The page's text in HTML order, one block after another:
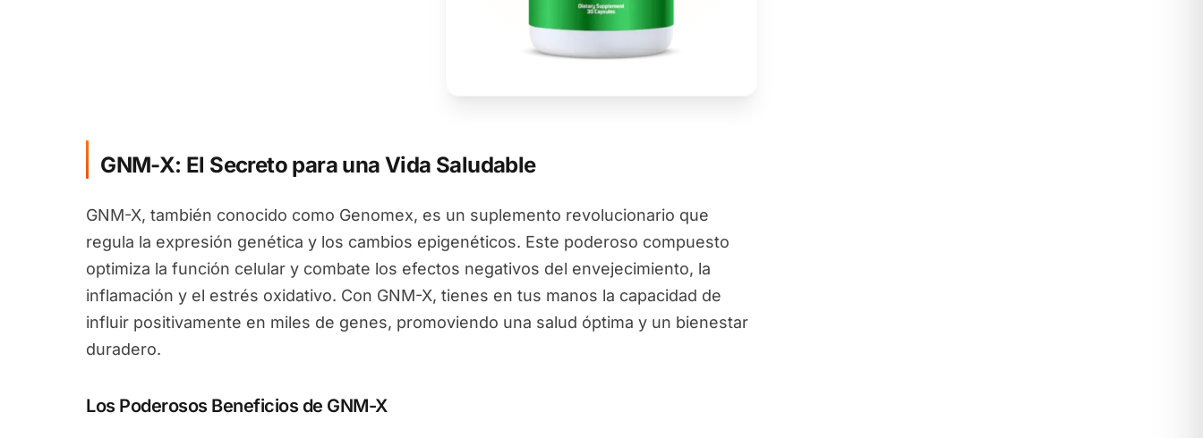
GNM-X: El Secreto para una Vida Saludable
GNM-X, también conocido como Genomex, es un suplemento revolucionario que
regula la expresión genética y los cambios epigenéticos. Este poderoso compuesto
optimiza la función celular y combate los efectos negativos del envejecimiento, la
inflamación y el estrés oxidativo. Con GNM-X, tienes en tus manos la capacidad de
influir positivamente en miles de genes, promoviendo una salud óptima y un bienestar
duradero.
Los Poderosos Beneficios de GNM-X